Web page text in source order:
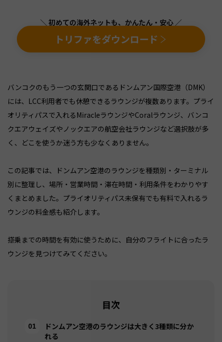
＼ 初めての海外ネットも、かんたん・安心 ／
トリファをダウンロード
バンコクのもう一つの玄関口であるドンムアン国際空港（DMK）
には、LCC利用者でも休憩できるラウンジが複数あります。プライ
オリティパスで入れるMiracleラウンジやCoralラウンジ、バンコ
クエアウェイズやノックエアの航空会社ラウンジなど選択肢が多
く、どこを使うか迷う方も少なくありません。
この記事では、ドンムアン空港のラウンジを種類別・ターミナル
別に整理し、場所・営業時間・滞在時間・利用条件をわかりやす
くまとめました。プライオリティパス未保有でも有料で入れるラ
ウンジの料金感も紹介します。
搭乗までの時間を有効に使うために、自分のフライトに合ったラ
ウンジを見つけてみてください。
目次
ドンムアン空港のラウンジは大きく3種類に分か
れる